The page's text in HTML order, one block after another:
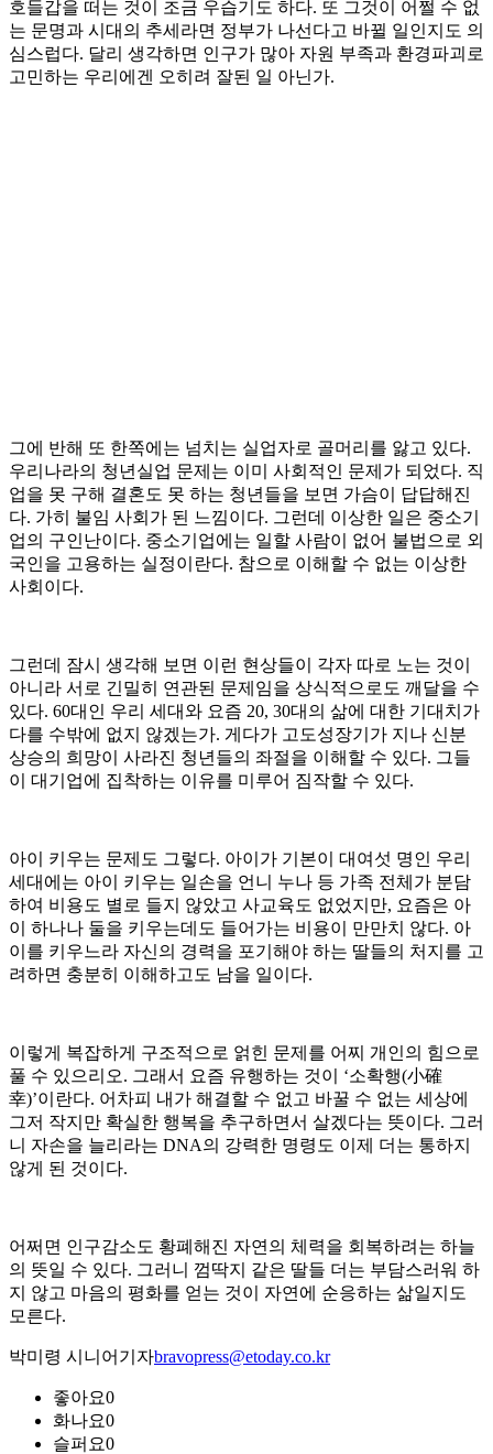
호들갑을 떠는 것이 조금 우습기도 하다. 또 그것이 어쩔 수 없
는 문명과 시대의 추세라면 정부가 나선다고 바뀔 일인지도 의
심스럽다. 달리 생각하면 인구가 많아 자원 부족과 환경파괴로
고민하는 우리에겐 오히려 잘된 일 아닌가.
그에 반해 또 한쪽에는 넘치는 실업자로 골머리를 앓고 있다.
우리나라의 청년실업 문제는 이미 사회적인 문제가 되었다. 직
업을 못 구해 결혼도 못 하는 청년들을 보면 가슴이 답답해진
다. 가히 불임 사회가 된 느낌이다. 그런데 이상한 일은 중소기
업의 구인난이다. 중소기업에는 일할 사람이 없어 불법으로 외
국인을 고용하는 실정이란다. 참으로 이해할 수 없는 이상한
사회이다.
그런데 잠시 생각해 보면 이런 현상들이 각자 따로 노는 것이
아니라 서로 긴밀히 연관된 문제임을 상식적으로도 깨달을 수
있다. 60대인 우리 세대와 요즘 20, 30대의 삶에 대한 기대치가
다를 수밖에 없지 않겠는가. 게다가 고도성장기가 지나 신분
상승의 희망이 사라진 청년들의 좌절을 이해할 수 있다. 그들
이 대기업에 집착하는 이유를 미루어 짐작할 수 있다.
아이 키우는 문제도 그렇다. 아이가 기본이 대여섯 명인 우리
세대에는 아이 키우는 일손을 언니 누나 등 가족 전체가 분담
하여 비용도 별로 들지 않았고 사교육도 없었지만, 요즘은 아
이 하나나 둘을 키우는데도 들어가는 비용이 만만치 않다. 아
이를 키우느라 자신의 경력을 포기해야 하는 딸들의 처지를 고
려하면 충분히 이해하고도 남을 일이다.
이렇게 복잡하게 구조적으로 얽힌 문제를 어찌 개인의 힘으로
풀 수 있으리오. 그래서 요즘 유행하는 것이 ‘소확행(小確
幸)’이란다. 어차피 내가 해결할 수 없고 바꿀 수 없는 세상에
그저 작지만 확실한 행복을 추구하면서 살겠다는 뜻이다. 그러
니 자손을 늘리라는 DNA의 강력한 명령도 이제 더는 통하지
않게 된 것이다.
어쩌면 인구감소도 황폐해진 자연의 체력을 회복하려는 하늘
의 뜻일 수 있다. 그러니 껌딱지 같은 딸들 더는 부담스러워 하
지 않고 마음의 평화를 얻는 것이 자연에 순응하는 삶일지도
모른다.
박미령 시니어기자bravopress@etoday.co.kr
좋아요0
화나요0
슬퍼요0